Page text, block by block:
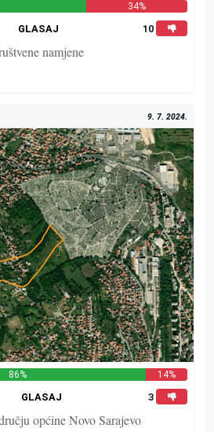
34%
GLASAJ 10
namjene
9. 7. 2024.
86% 14%
GLASAJ 3
općine Novo Sarajevo